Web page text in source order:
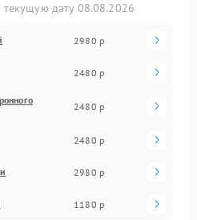
дату 08.08.2026
2980 р
2480 р
2480 р
2480 р
2980 р
1180 р